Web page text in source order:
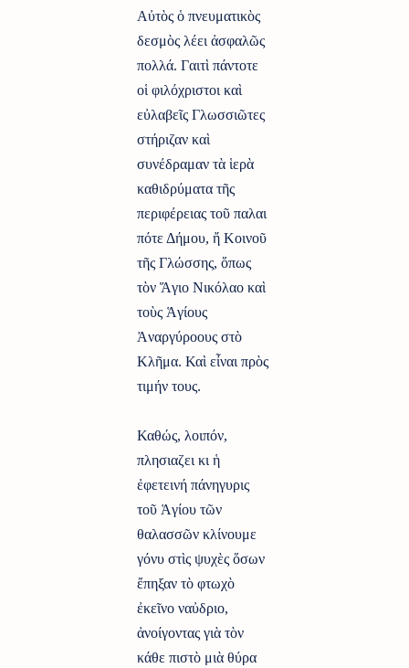
Αὐτὸς ὁ πνευματικὸς
δεσμὸς λέει ἀσφαλῶς
πολλά. Γαιτὶ πάντοτε
οἱ φιλόχριστοι καὶ
εὐλαβεῖς Γλωσσιῶτες
στήριζαν καὶ
συνέδραμαν τὰ ἱερὰ
καθιδρύματα τῆς
περιφέρειας τοῦ παλαι
πότε Δήμου, ἤ Κοινοῦ
τῆς Γλώσσης, ὅπως
τὸν Ἅγιο Νικόλαο καὶ
τοὺς Ἁγίους
Ἀναργύροους στὸ
Κλῆμα. Καὶ εἶναι πρὸς
τιμήν τους.
Καθώς, λοιπόν,
πλησιαζει κι ἡ
ἐφετεινή πάνηγυρις
τοῦ Ἁγίου τῶν
θαλασσῶν κλίνουμε
γόνυ στὶς ψυχὲς ὅσων
ἔπηξαν τὸ φτωχὸ
ἐκεῖνο ναὐδριο,
ἀνοίγοντας γιὰ τὸν
κάθε πιστὸ μιὰ θύρα